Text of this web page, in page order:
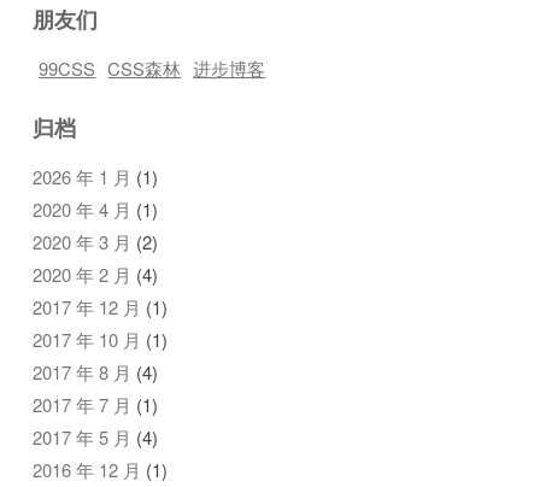
朋友们
99CSS CSS森林 进步博客
归档
2026 年 1 月 (1)
2020 年 4 月 (1)
2020 年 3 月 (2)
2020 年 2 月 (4)
2017 年 12 月 (1)
2017 年 10 月 (1)
2017 年 8 月 (4)
2017 年 7 月 (1)
2017 年 5 月 (4)
2016 年 12 月 (1)